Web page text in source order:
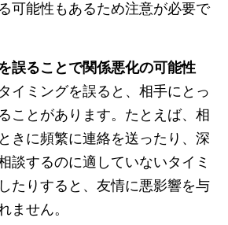
可能性もあるため注意が必要で
誤ることで関係悪化の可能性
イミングを誤ると、相手にとっ
ことがあります。たとえば、相
きに頻繁に連絡を送ったり、深
談するのに適していないタイミ
たりすると、友情に悪影響を与
ません。